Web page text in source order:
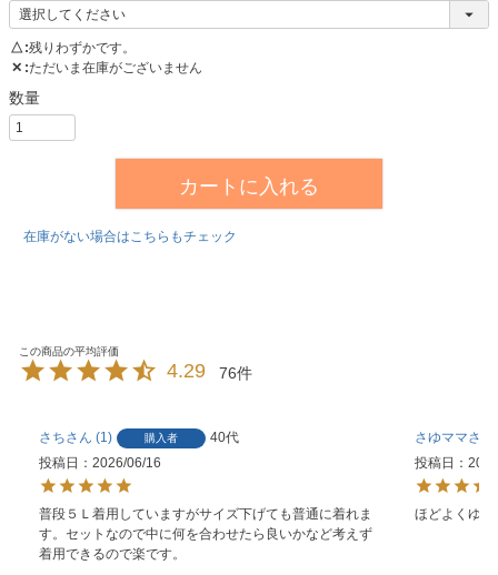
△ 残りわずかです。
✕ ただいま在庫がございません
カートに入れる
在庫がない場合はこちらもチェック
4.29 76
さち 1 購入者
40代
投稿日
2026/06/16
普段５Ｌ着用していますがサイズ下げても普通に着れま
す。セットなので中に何を合わせたら良いかなど考えず
着用できるので楽です。
さゆママ
投稿日
ほどよくゆ